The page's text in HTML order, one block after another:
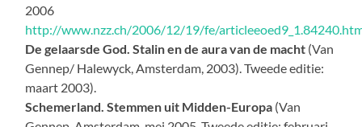
2006
http://www.nzz.ch/2006/12/19/fe/
De gelaarsde God. Stalin en de aura van de macht (Van
Gennep/ Halewyck, Amsterdam, 2003). Tweede editie:
maart 2003).
Schemerland. Stemmen uit Midden-Europa (Van